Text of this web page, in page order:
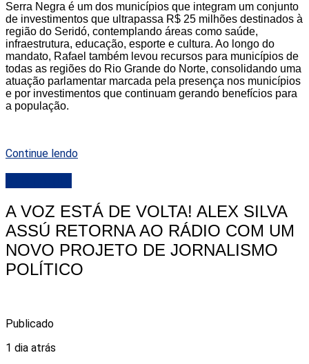
Serra Negra é um dos municípios que integram um conjunto
de investimentos que ultrapassa R$ 25 milhões destinados à
região do Seridó, contemplando áreas como saúde,
infraestrutura, educação, esporte e cultura. Ao longo do
mandato, Rafael também levou recursos para municípios de
todas as regiões do Rio Grande do Norte, consolidando uma
atuação parlamentar marcada pela presença nos municípios
e por investimentos que continuam gerando benefícios para
a população.
Continue lendo
A VOZ ESTÁ DE VOLTA! ALEX SILVA
ASSÚ RETORNA AO RÁDIO COM UM
NOVO PROJETO DE JORNALISMO
POLÍTICO
Publicado
1 dia atrás